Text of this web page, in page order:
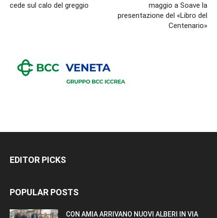
cede sul calo del greggio
maggio a Soave la
presentazione del «Libro del
Centenario»
EDITOR PICKS
POPULAR POSTS
CON AMIA ARRIVANO NUOVI ALBERI IN VIA